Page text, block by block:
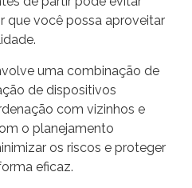
que você possa aproveitar
uma combinação de
de dispositivos
com vizinhos e
o planejamento
os riscos e proteger
eficaz.